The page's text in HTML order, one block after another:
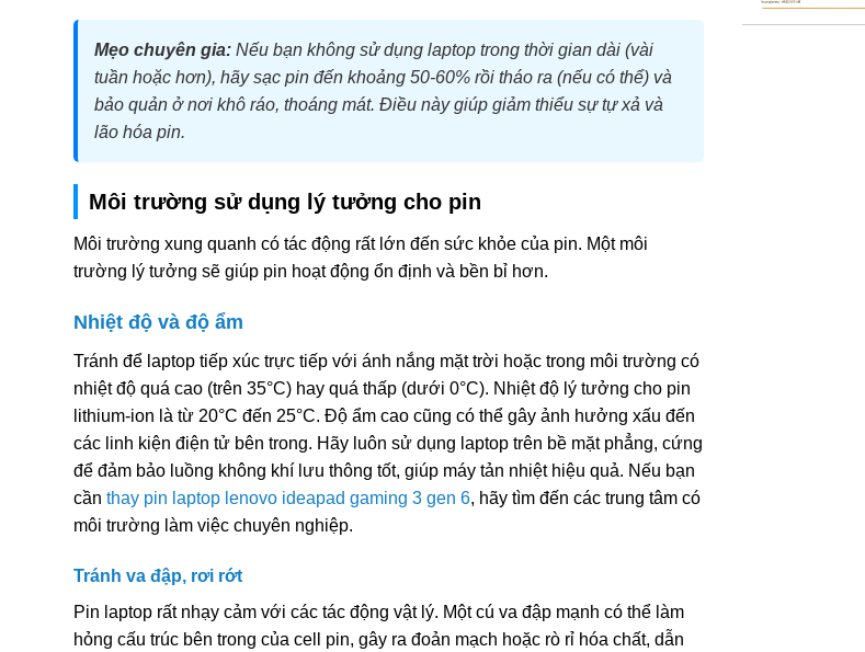
Mẹo chuyên gia: Nếu bạn không sử dụng laptop trong thời gian dài (vài
tuần hoặc hơn), hãy sạc pin đến khoảng 50-60% rồi tháo ra (nếu có thể) và
bảo quản ở nơi khô ráo, thoáng mát. Điều này giúp giảm thiểu sự tự xả và
lão hóa pin.
Môi trường sử dụng lý tưởng cho pin
Môi trường xung quanh có tác động rất lớn đến sức khỏe của pin. Một môi
trường lý tưởng sẽ giúp pin hoạt động ổn định và bền bỉ hơn.
Nhiệt độ và độ ẩm
Tránh để laptop tiếp xúc trực tiếp với ánh nắng mặt trời hoặc trong môi trường có
nhiệt độ quá cao (trên 35°C) hay quá thấp (dưới 0°C). Nhiệt độ lý tưởng cho pin
lithium-ion là từ 20°C đến 25°C. Độ ẩm cao cũng có thể gây ảnh hưởng xấu đến
các linh kiện điện tử bên trong. Hãy luôn sử dụng laptop trên bề mặt phẳng, cứng
để đảm bảo luồng không khí lưu thông tốt, giúp máy tản nhiệt hiệu quả. Nếu bạn
cần thay pin laptop lenovo ideapad gaming 3 gen 6, hãy tìm đến các trung tâm có
môi trường làm việc chuyên nghiệp.
Tránh va đập, rơi rớt
Pin laptop rất nhạy cảm với các tác động vật lý. Một cú va đập mạnh có thể làm
hỏng cấu trúc bên trong của cell pin, gây ra đoản mạch hoặc rò rỉ hóa chất, dẫn